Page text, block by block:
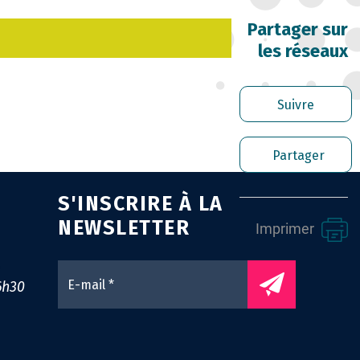
DES FONCTIONNAIRES
LES AGENTS CONTRACTUELS
ET PRÉVENTION DES RISQUES
ARCHIVAGE
Partager sur
les réseaux
Suivre
Partager
Imprimer
S'INSCRIRE À LA
NEWSLETTER